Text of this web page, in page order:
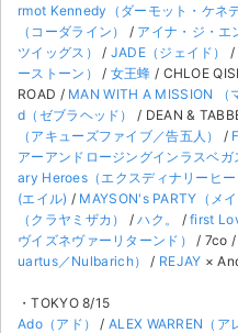
rmot Kennedy（ダーモット・ケネデ
（コーダライン）
/ アイナ・ジ・エ
ツイッグス）
/ JADE（ジェイド） /
ーストーン）
/ 女王蜂 / CHLOE
ROAD / MAN WITH A MISSION （
d（ゼブラヘッド）
/ DEAN &
（アキューズファイブ／告五人）
/
アーアンドロージングインラスベガ
ary Heroes（エクスディナリーヒー
(エイル) / MAYSON's PARTY（メイ
（クラヤミザカ）
/ハク。 /first
ヴイズネヴァーリターンド）
/ 7co /
uartus／Nulbarich）
/ REJAY ×
・TOKYO 8/15
Ado（アド）
/ALEX WARREN（ア